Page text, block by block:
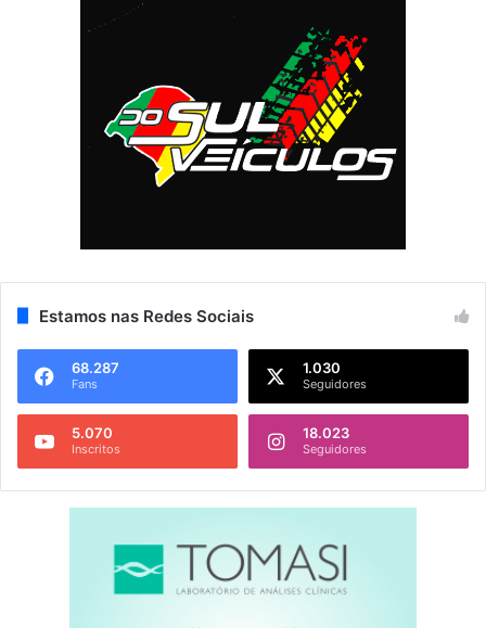
Estamos nas Redes Sociais
68.287
Fans
1.030
Seguidores
5.070
Inscritos
18.023
Seguidores